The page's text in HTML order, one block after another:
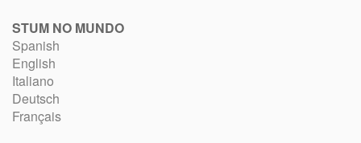
STUM NO MUNDO
Spanish
English
Italiano
Deutsch
Français